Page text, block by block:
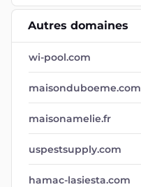
Autres domaines
wi-pool.com
maisonduboeme.com
maisonamelie.fr
uspestsupply.com
hamac-lasiesta.com